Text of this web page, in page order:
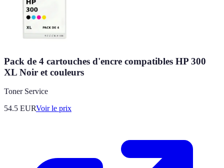
Pack de 4 cartouches d'encre compatibles HP 300
XL Noir et couleurs
Toner Service
54.5 EURVoir le prix